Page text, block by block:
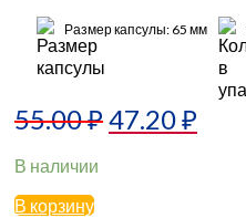
Размер капсулы: 65 мм
55.00₽47.20₽
В наличии
В корзину